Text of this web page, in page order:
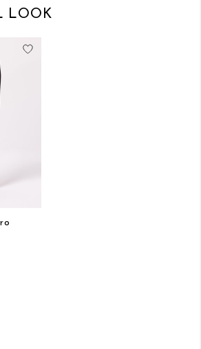
LOOK
Aggiungi alla lista desideri